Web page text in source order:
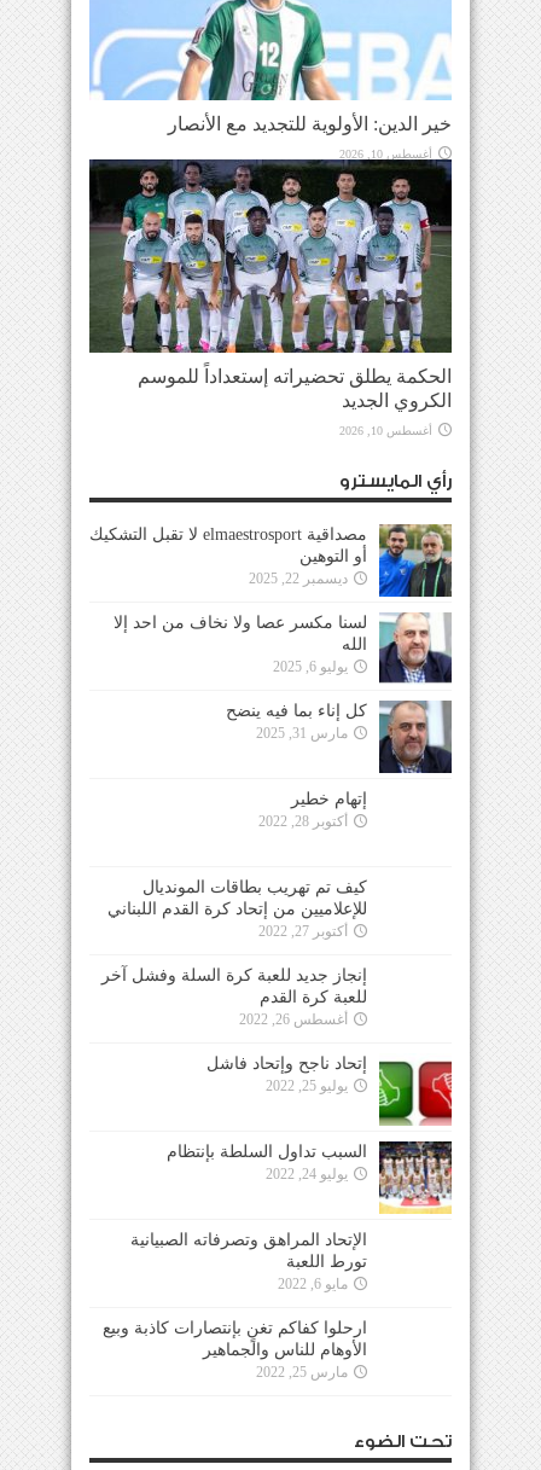
خير الدين: الأولوية للتجديد مع الأنصار
أغسطس 10, 2026
الحكمة يطلق تحضيراته إستعداداً للموسم
الكروي الجديد
أغسطس 10, 2026
رأي المايسترو
مصداقية elmaestrosport لا تقبل التشكيك
أو التوهين
ديسمبر 22, 2025
لسنا مكسر عصا ولا نخاف من احد إلا
الله
يوليو 6, 2025
كل إناء بما فيه ينضح
مارس 31, 2025
إتهام خطير
أكتوبر 28, 2022
كيف تم تهريب بطاقات المونديال
للإعلاميين من إتحاد كرة القدم اللبناني
أكتوبر 27, 2022
إنجاز جديد للعبة كرة السلة وفشل آخر
للعبة كرة القدم
أغسطس 26, 2022
إتحاد ناجح وإتحاد فاشل
يوليو 25, 2022
السبب تداول السلطة بإنتظام
يوليو 24, 2022
الإتحاد المراهق وتصرفاته الصبيانية
تورط اللعبة
مايو 6, 2022
ارحلوا كفاكم تغنٍ بإنتصارات كاذبة وبيع
الأوهام للناس والجماهير
مارس 25, 2022
تحت الضوء